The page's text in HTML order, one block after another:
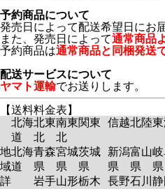
予約商品について
発売日によって配送希望日にお
また、発売日によって通常商品
予約商品は通常商品と同梱発送
配送サービスについて
ヤマト運輸でお送りします。
【送料料金表】
北海
道
北東
北
南東
北
関東 信越北陸
地
域
詳
北海
道
青森
県
岩手
宮城
県
山形
茨城
県
栃木
新潟
県
長野
富山
県
石川 静